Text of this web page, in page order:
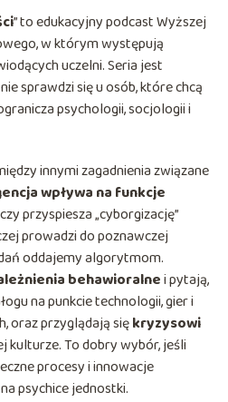
” to edukacyjny podcast Wyższej
w którym występują
uczelni. Seria jest
sprawdzi się u osób, które chcą
psychologii, socjologii i
innymi zagadnienia związane
wpływa na funkcje
przyspiesza „cyborgizację”
prowadzi do poznawczej
oddajemy algorytmom.
behawioralnei pytają,
na punkcie technologii, gier i
oraz przyglądają siękryzysowi
kulturze. To dobry wybór, jeśli
procesy i innowacje
psychice jednostki.